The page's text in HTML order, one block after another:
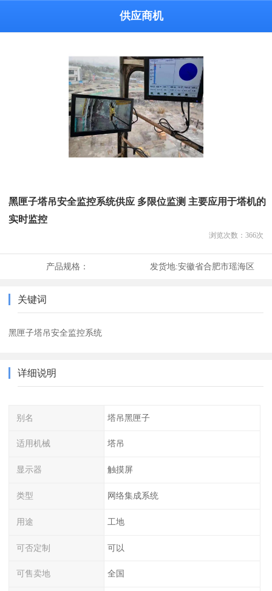
供应商机
黑匣子塔吊安全监控系统供应 多限位监测 主要应用于塔机的
实时监控
浏览次数： 366次
产品规格： 发货地:安徽省合肥市瑶海区
关键词
黑匣子塔吊安全监控系统
详细说明
别名 塔吊黑匣子
适用机械 塔吊
显示器 触摸屏
类型 网络集成系统
用途 工地
可否定制 可以
可售卖地 全国